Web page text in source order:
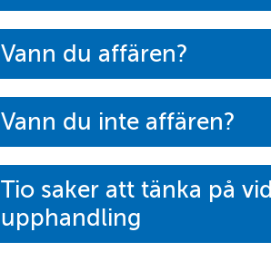
Vann du affären?
Vann du inte affären?
Tio saker att tänka på vid
upphandling